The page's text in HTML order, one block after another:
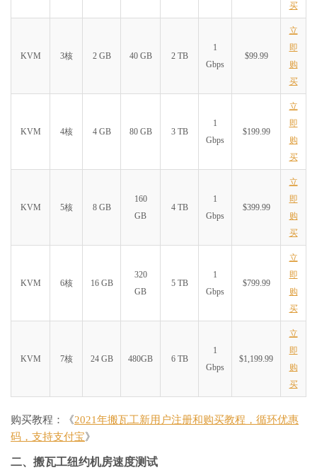
买
KVM 3核 2 GB 40 GB 2 TB
1
Gbps
$99.99
立
即
购
买
KVM 4核 4 GB 80 GB 3 TB
1
Gbps
$199.99
立
即
购
买
KVM 5核 8 GB
160
GB
4 TB
1
Gbps
$399.99
立
即
购
买
KVM 6核 16 GB
320
GB
5 TB
1
Gbps
$799.99
立
即
购
买
KVM 7核 24 GB 480GB 6 TB
1
Gbps
$1,199.99
立
即
购
买
购买教程：《2021年搬瓦工新用户注册和购买教程，循环优惠
码，支持支付宝》
二、搬瓦工纽约机房速度测试